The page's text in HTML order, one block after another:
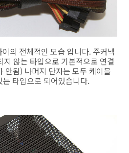
의 전체적인 모습 입니다. 주커넥
않는 타입으로 기본적으로 연결
안됨) 나머지 단자는 모두 케이블
타입으로 되어있습니다.